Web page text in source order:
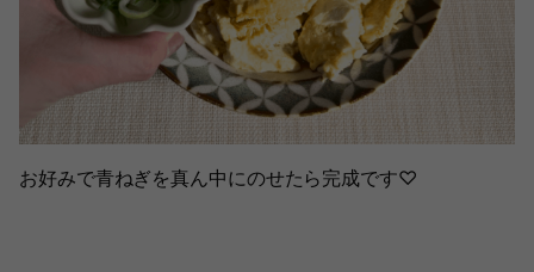
お好みで青ねぎを真ん中にのせたら完成です♡